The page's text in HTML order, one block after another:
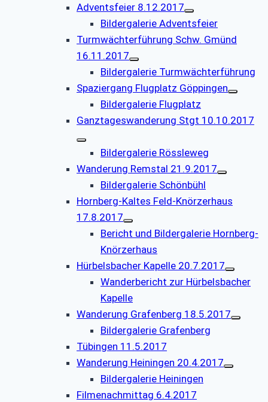
Adventsfeier 8.12.2017
Bildergalerie Adventsfeier
Turmwächterführung Schw. Gmünd
16.11.2017
Bildergalerie Turmwächterführung
Spaziergang Flugplatz Göppingen
Bildergalerie Flugplatz
Ganztageswanderung Stgt 10.10.2017
Bildergalerie Rössleweg
Wanderung Remstal 21.9.2017
Bildergalerie Schönbühl
Hornberg-Kaltes Feld-Knörzerhaus
17.8.2017
Bericht und Bildergalerie Hornberg-
Knörzerhaus
Hürbelsbacher Kapelle 20.7.2017
Wanderbericht zur Hürbelsbacher
Kapelle
Wanderung Grafenberg 18.5.2017
Bildergalerie Grafenberg
Tübingen 11.5.2017
Wanderung Heiningen 20.4.2017
Bildergalerie Heiningen
Filmenachmittag 6.4.2017